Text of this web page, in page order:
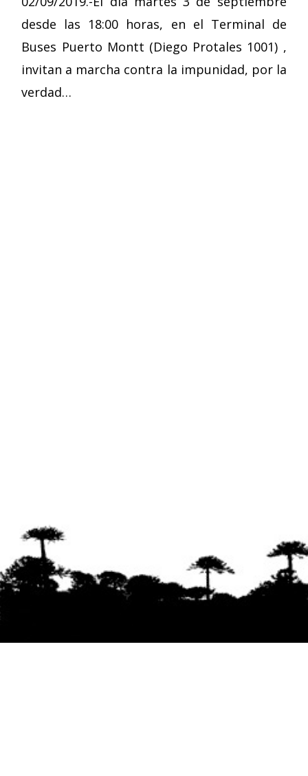
desde las 18:00 horas, en el Terminal de
Buses Puerto Montt (Diego Protales 1001) ,
invitan a marcha contra la impunidad, por la
verdad…